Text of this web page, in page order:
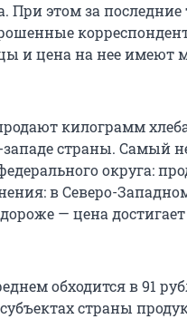
При этом за последние
и цена на нее имеют
килограмм
страны. Самый
округа:
в Северо-
— цена достигает
обходится в 91
страны